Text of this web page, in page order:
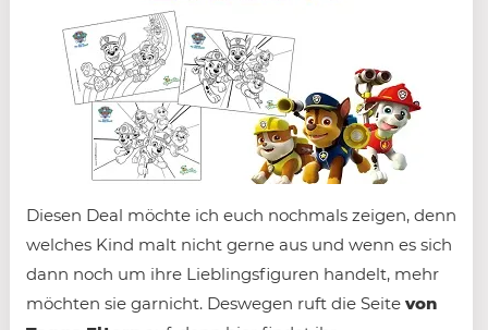
Diesen Deal möchte ich euch nochmals zeigen, denn
welches Kind malt nicht gerne aus und wenn es sich
dann noch um ihre Lieblingsfiguren handelt, mehr
möchten sie garnicht. Deswegen ruft die Seite von